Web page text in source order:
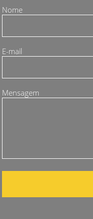
Nome
E-mail
Mensagem